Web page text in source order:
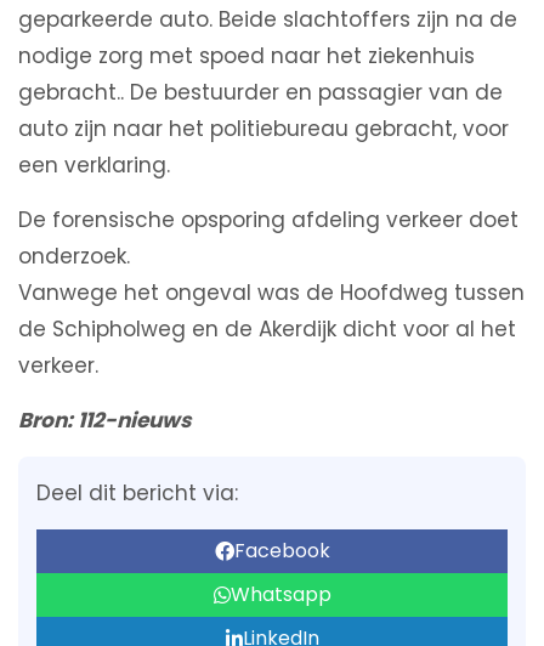
geparkeerde auto. Beide slachtoffers zijn na de
nodige zorg met spoed naar het ziekenhuis
gebracht.. De bestuurder en passagier van de
auto zijn naar het politiebureau gebracht, voor
een verklaring.
De forensische opsporing afdeling verkeer doet
onderzoek.
Vanwege het ongeval was de Hoofdweg tussen
de Schipholweg en de Akerdijk dicht voor al het
verkeer.
Bron:112-nieuws
Deel dit bericht via:
Facebook
Whatsapp
LinkedIn